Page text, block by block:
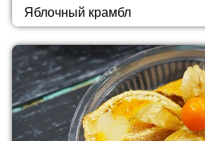
Яблочный крамбл